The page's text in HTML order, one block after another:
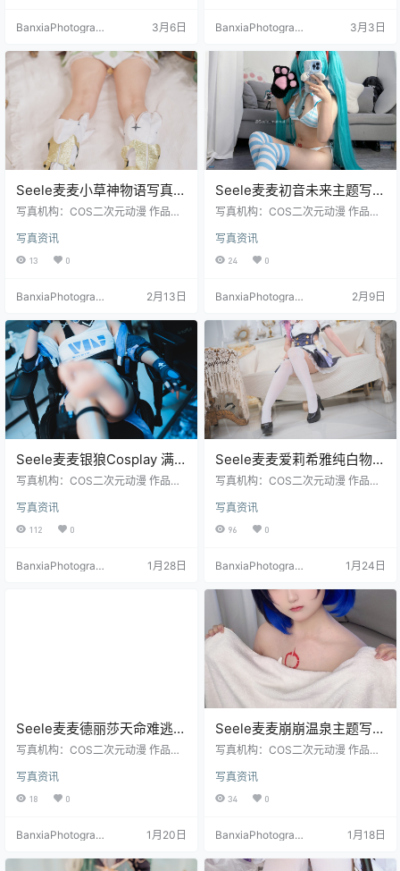
BanxiaPhotograp
3月6日
BanxiaPhotograp
3月3日
Seele麦麦小草神物语写真＋
视频合集｜治愈系高清套图
写真机构：COS二次元动漫 作品名
ele麦麦 图片数量：35P-13V 资源
大小：375MB
写真资讯
13 0
BanxiaPhotograp
2月13日
Seele麦麦初音未来主题写真
｜可爱蓝系高清图包（80P-
写真机构：COS二次元动漫 作品名
麦麦 图片数量：80张 资源大小：27
3MB
写真资讯
24 0
BanxiaPhotograp
2月9日
Seele麦麦银狼Cosplay 满
分游戏记录｜星穹铁道高清
写真机构：COS二次元动漫 作品名
称：Seele麦麦 图片数量：149张 资
源大小：926MB
写真资讯
112 0
BanxiaPhotograp
1月28日
Seele麦麦爱莉希雅纯白物语
写真集｜唯美白色主题高清
写真机构：COS二次元动漫 作品名
称：Seele麦麦 图片数量：83张 资
源大小：251MB
写真资讯
96 0
BanxiaPhotograp
1月24日
Seele麦麦德丽莎天命难逃写
真＋视频｜崩坏角色高清合
写真机构：COS二次元动漫 作品名
称：Seele麦麦 图片数量：9P-3V
资源大小：137MB
写真资讯
18 0
BanxiaPhotograp
1月20日
Seele麦麦崩崩温泉主题写真
｜温泉场景高清套图（59P-
写真机构：COS二次元动漫 作品名
麦麦 图片数量：59张 资源大小：19
6MB
写真资讯
34 0
BanxiaPhotograp
1月18日